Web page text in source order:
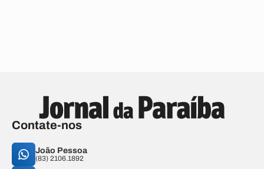
Contate-nos
João Pessoa
(83) 2106.1892